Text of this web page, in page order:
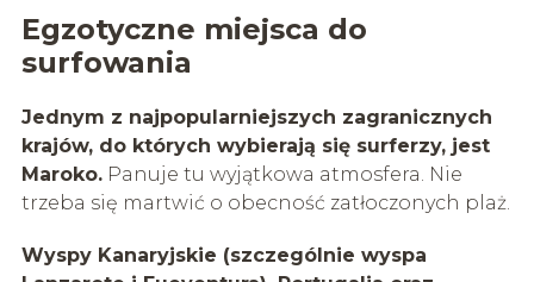
Egzotyczne miejsca do
surfowania
Jednym z najpopularniejszych zagranicznych
krajów, do których wybierają się surferzy, jest
Maroko.Panuje tu wyjątkowa atmosfera. Nie
trzeba się martwić o obecność zatłoczonych plaż.
Wyspy Kanaryjskie (szczególnie wyspa